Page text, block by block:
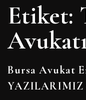
Etiket:
Bursa Avukat
YAZILARIMIZ